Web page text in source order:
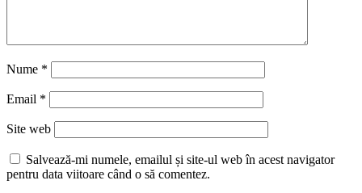
Nume *
Email *
Site web
Salvează-mi numele, emailul și site-ul web în acest navigator
pentru data viitoare când o să comentez.